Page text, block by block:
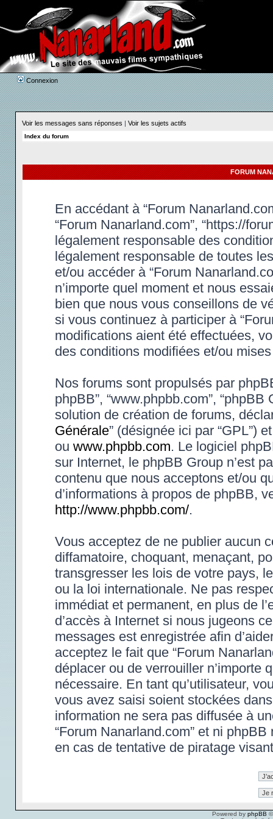
Connexion
Voir les messages sans réponses | Voir les sujets actifs
Index du forum
FORUM
En accédant à “Forum
“Forum Nanarland.com”, “https://
légalement responsable des
légalement responsable de toutes
et/ou accéder à “Forum
n’importe quel moment et nous
bien que nous vous conseillons de
si vous continuez à participer à
modifications aient été effectuées,
des conditions modifiées et/ou
Nos forums sont propulsés par
phpBB”, “www.phpbb.com”,
solution de création de forums,
Générale” (désignée ici par “GPL”)
ou www.phpbb.com. Le logiciel
sur Internet, le phpBB Group n’est
contenu que nous acceptons et/ou
d’informations à propos de phpBB,
http://www.phpbb.com/.
Vous acceptez de ne publier aucun
diffamatoire, choquant, menaçant,
transgresser les lois de votre pays,
ou la loi internationale. Ne pas
immédiat et permanent, en plus de
d’accès à Internet si nous jugeons
messages est enregistrée afin
acceptez le fait que “Forum
déplacer ou de verrouiller n’importe
nécessaire. En tant qu’utilisateur,
vous avez saisi soient stockées
information ne sera pas diffusée à
“Forum Nanarland.com” et ni
en cas de tentative de piratage
Powered by phpBB